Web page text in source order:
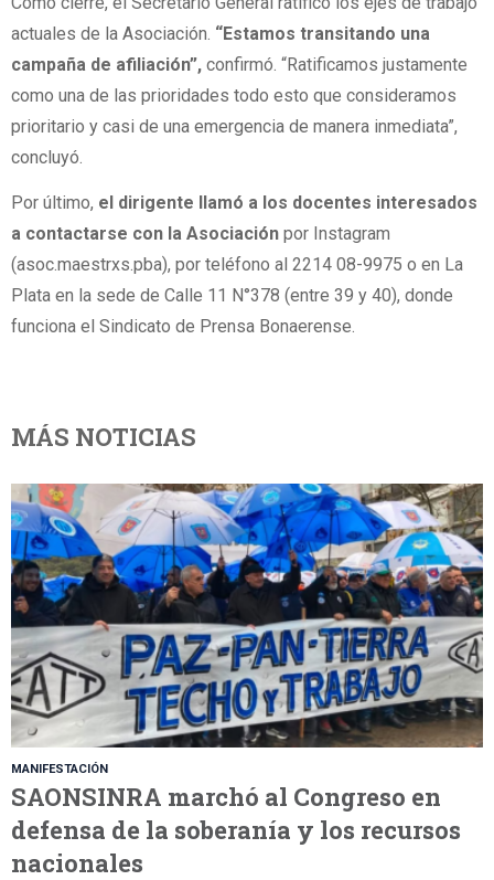
actuales de la Asociación. “Estamos transitando una
campaña de afiliación”, confirmó. “Ratificamos justamente
como una de las prioridades todo esto que consideramos
prioritario y casi de una emergencia de manera inmediata”,
concluyó.
Por último, el dirigente llamó a los docentes interesados
a contactarse con la Asociación por Instagram
(asoc.maestrxs.pba), por teléfono al 2214 08-9975 o en La
Plata en la sede de Calle 11 N°378 (entre 39 y 40), donde
funciona el Sindicato de Prensa Bonaerense.
MÁS NOTICIAS
MANIFESTACIÓN
SAONSINRA marchó al Congreso en
defensa de la soberanía y los recursos
nacionales